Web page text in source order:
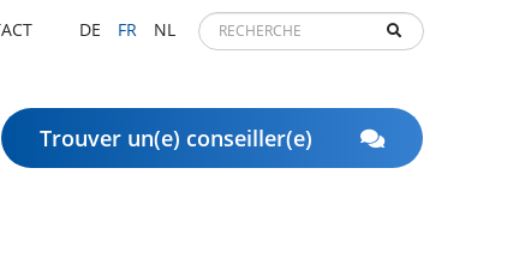
DE FR NL
Trouver un(e) conseiller(e)